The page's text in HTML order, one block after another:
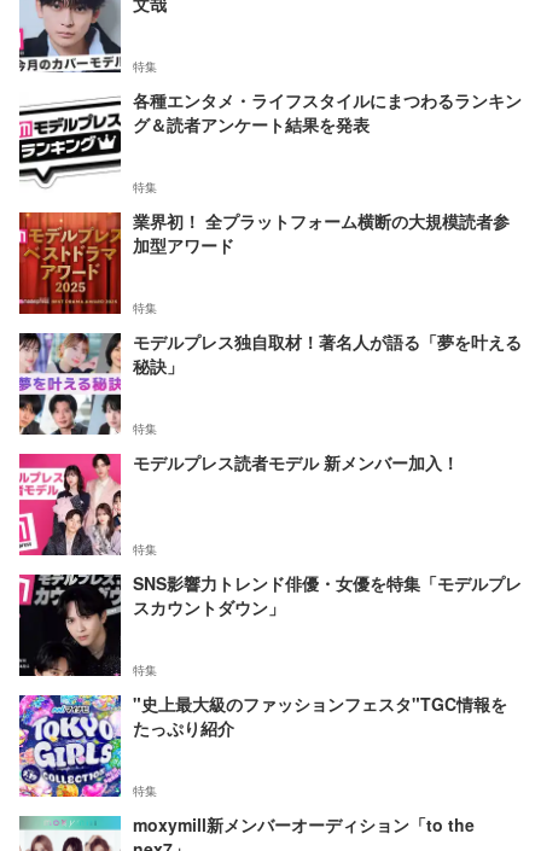
特集
各種エンタメ・ライフスタイルにまつわるランキン
グ＆読者アンケート結果を発表
特集
業界初！ 全プラットフォーム横断の大規模読者参
加型アワード
特集
モデルプレス独自取材！著名人が語る「夢を叶える
秘訣」
特集
モデルプレス読者モデル 新メンバー加入！
特集
SNS影響力トレンド俳優・女優を特集「モデルプレ
スカウントダウン」
特集
"史上最大級のファッションフェスタ"TGC情報を
たっぷり紹介
特集
moxymill新メンバーオーディション「to the